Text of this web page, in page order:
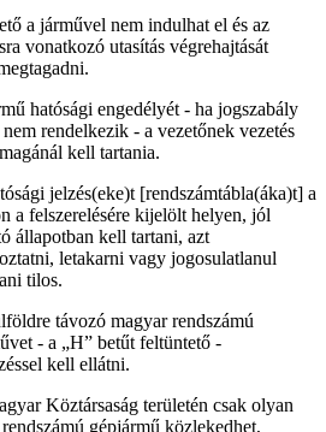
a járművel nem indulhat el és az
vonatkozó utasítás végrehajtását
hatósági engedélyét - ha jogszabály
rendelkezik - a vezetőnek vezetés
kell tartania.
jelzés(eke)t [rendszámtábla(áka)t] a
a felszerelésére kijelölt helyen, jól
állapotban kell tartani, azt
letakarni vagy jogosulatlanul
tilos.
távozó magyar rendszámú
- a „H” betűt feltüntető -
kell ellátni.
Köztársaság területén csak olyan
gépjármű közlekedhet,